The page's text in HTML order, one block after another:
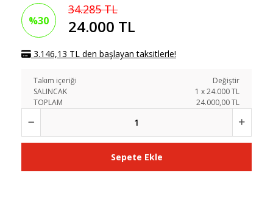
%30
34.285 TL
24.000 TL
3.146,13 TL den başlayan taksitlerle!
Takım içeriği
Değiştir
SALINCAK
1 x24.000TL
TOPLAM
24.000,00 TL
Sepete Ekle